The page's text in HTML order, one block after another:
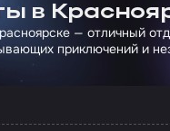
в
— отличный
приключений и